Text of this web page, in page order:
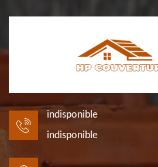
indisponible
indisponible